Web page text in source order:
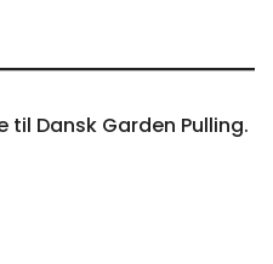
Dansk Garden Pulling.